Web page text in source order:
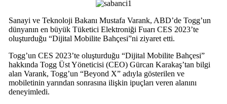
Sanayi ve Teknoloji Bakanı Mustafa Varank, ABD’de Togg’un
dünyanın en büyük Tüketici Elektroniği Fuarı CES 2023’te
oluşturduğu “Dijital Mobilite Bahçesi”ni ziyaret etti.
Togg’un CES 2023’te oluşturduğu “Dijital Mobilite Bahçesi”
hakkında Togg Üst Yöneticisi (CEO) Gürcan Karakaş’tan bilgi
alan Varank, Togg’un “Beyond X” adıyla gösterilen ve
mobiletinin yarından sonrasına ilişkin ipuçları veren alanını
deneyimledi.